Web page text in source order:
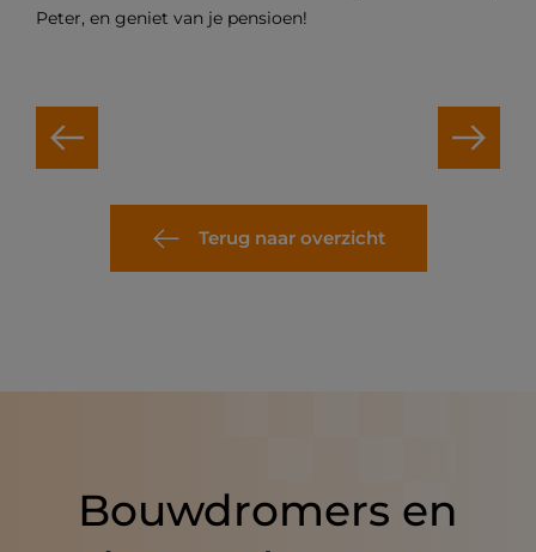
Peter, en geniet van je pensioen!
Terug naar overzicht
Bouwdromers en